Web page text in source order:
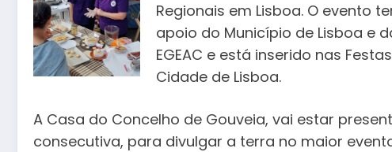
Regionais em Lisboa. O evento
apoio do Município de Lisboa e
EGEAC e está inserido nas
Cidade de Lisboa.
A Casa do Concelho de Gouveia, vai estar
consecutiva, para divulgar a terra no maior